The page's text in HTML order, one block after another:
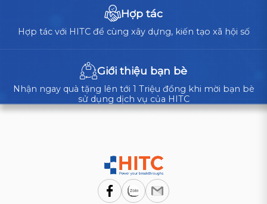
nhắc
giữa
Hợp tác
Hợp tác với HITC để cùng xây dựng, kiến tạo xã hội số
Giới thiệu bạn bè
Nhận ngay quà tặng lên tới 1 Triệu đồng khi mời bạn bè
sử dụng dịch vụ của HITC